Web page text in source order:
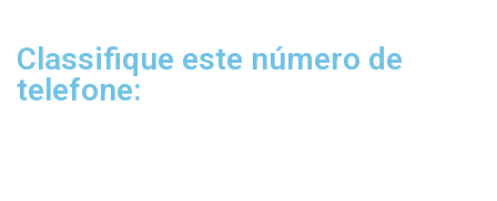
Classifique este número de
telefone: